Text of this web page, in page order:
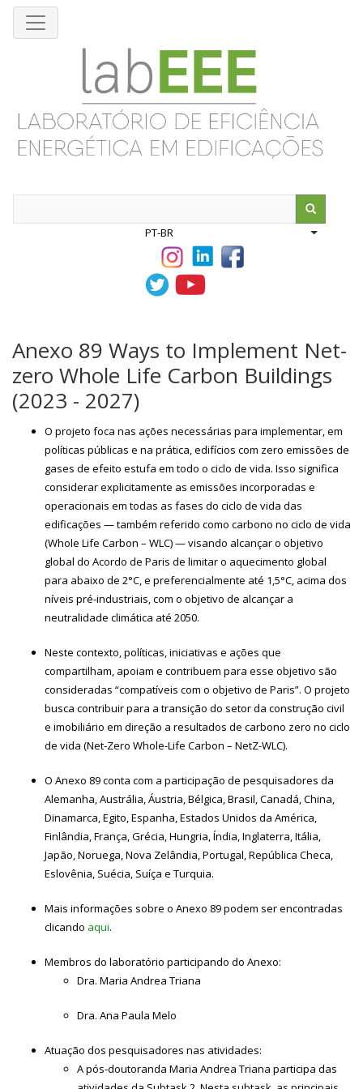
Pular
PT-BR
List
Anexo 89 Ways to Implement Net-
zero Whole Life Carbon Buildings
(2023 - 2027)
O projeto foca nas ações necessárias para implementar, em
políticas públicas e na prática, edifícios com zero emissões de
gases de efeito estufa em todo o ciclo de vida. Isso significa
considerar explicitamente as emissões incorporadas e
operacionais em todas as fases do ciclo de vida das
edificações — também referido como carbono no ciclo de vida
(Whole Life Carbon – WLC) — visando alcançar o objetivo
global do Acordo de Paris de limitar o aquecimento global
para abaixo de 2°C, e preferencialmente até 1,5°C, acima dos
níveis pré-industriais, com o objetivo de alcançar a
neutralidade climática até 2050.
Neste contexto, políticas, iniciativas e ações que
compartilham, apoiam e contribuem para esse objetivo são
consideradas “compatíveis com o objetivo de Paris”. O projeto
busca contribuir para a transição do setor da construção civil
e imobiliário em direção a resultados de carbono zero no ciclo
de vida (Net-Zero Whole-Life Carbon – NetZ-WLC).
O Anexo 89 conta com a participação de pesquisadores da
Alemanha, Austrália, Áustria, Bélgica, Brasil, Canadá, China,
Dinamarca, Egito, Espanha, Estados Unidos da América,
Finlândia, França, Grécia, Hungria, Índia, Inglaterra, Itália,
Japão, Noruega, Nova Zelândia, Portugal, República Checa,
Eslovênia, Suécia, Suíça e Turquia.
Mais informações sobre o Anexo 89 podem ser encontradas
clicando aqui.
Membros do laboratório participando do Anexo:
Dra. Maria Andrea Triana
Dra. Ana Paula Melo
Atuação dos pesquisadores nas atividades:
A pós-doutoranda Maria Andrea Triana participa das